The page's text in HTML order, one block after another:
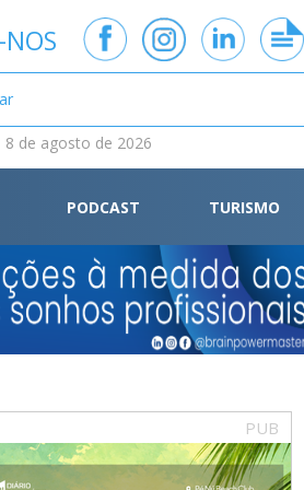
8 de agosto de 2026
PODCAST TURISMO
PUB